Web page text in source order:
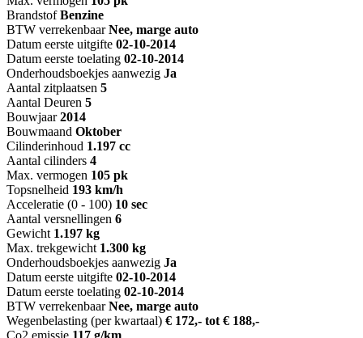
Brandstof Benzine
BTW verrekenbaar Nee, marge auto
Datum eerste uitgifte 02-10-2014
Datum eerste toelating 02-10-2014
Onderhoudsboekjes aanwezig Ja
Aantal zitplaatsen 5
Aantal Deuren 5
Bouwjaar 2014
Bouwmaand Oktober
Cilinderinhoud 1.197 cc
Aantal cilinders 4
Max. vermogen 105 pk
Topsnelheid 193 km/h
Acceleratie (0 - 100) 10 sec
Aantal versnellingen 6
Gewicht 1.197 kg
Max. trekgewicht 1.300 kg
Onderhoudsboekjes aanwezig Ja
Datum eerste uitgifte 02-10-2014
Datum eerste toelating 02-10-2014
BTW verrekenbaar Nee, marge auto
Wegenbelasting (per kwartaal) € 172,- tot € 188,-